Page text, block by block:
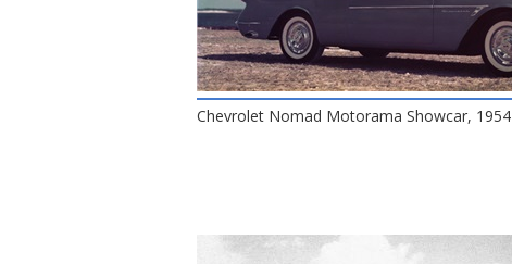
Chevrolet Nomad Motorama Showcar, 1954